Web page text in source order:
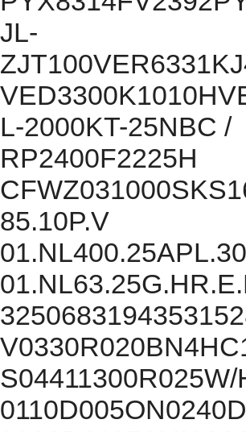
JL-
L-2000KT-25NBC /
RP2400F2225H
85.10P.V